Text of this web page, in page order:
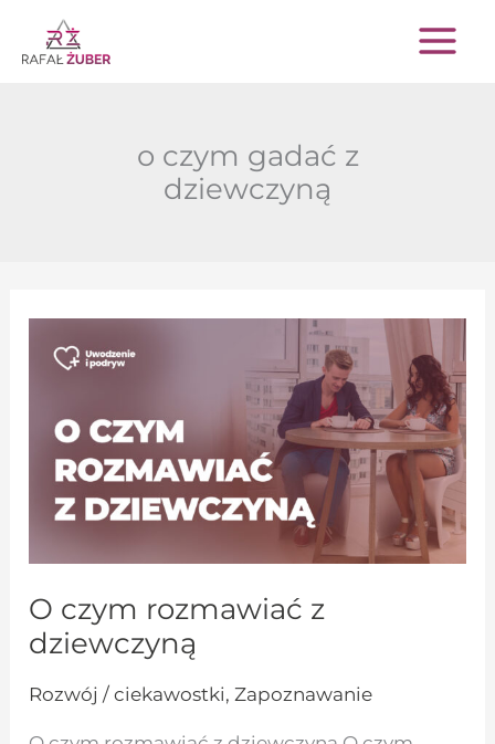
Przejdź
do
o czym gadać z
dziewczyną
O czym rozmawiać z
dziewczyną
Rozwój / ciekawostki,Zapoznawanie
O
czym
rozmawiać
z